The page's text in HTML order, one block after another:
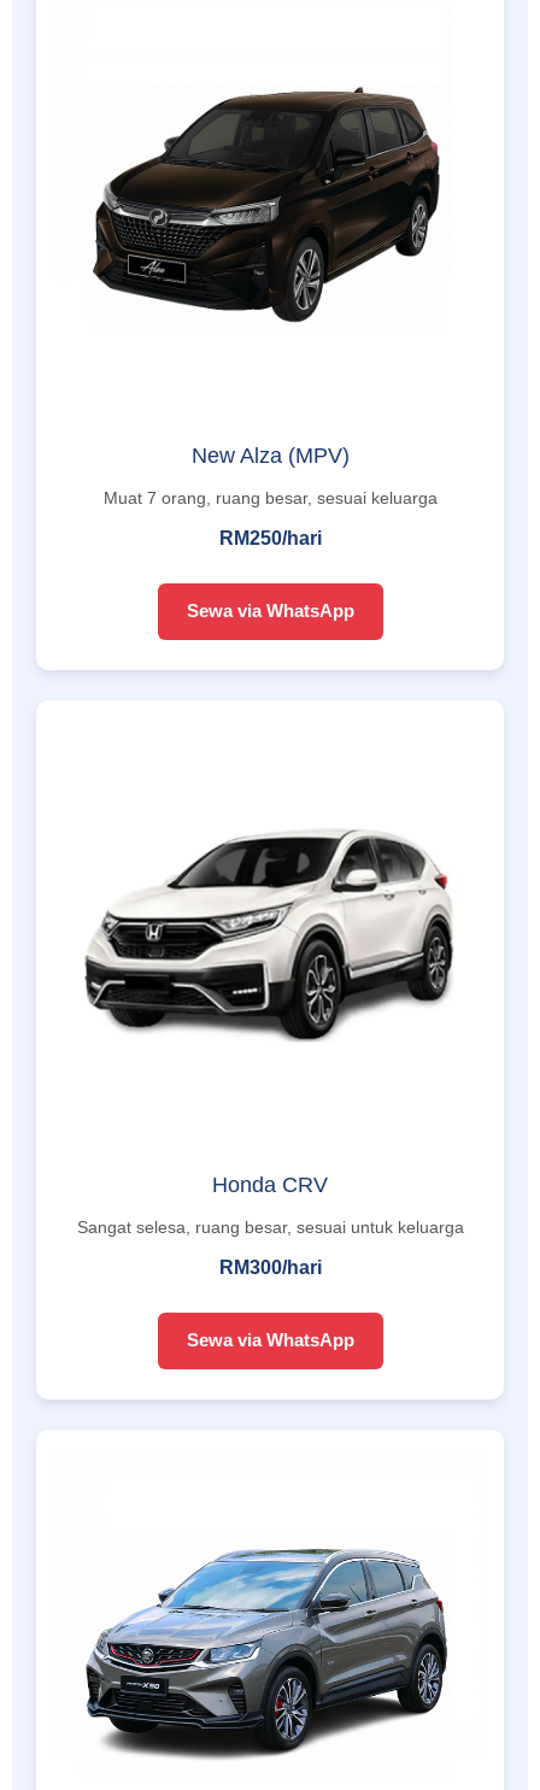
New Alza (MPV)
Muat 7 orang, ruang besar, sesuai keluarga
RM250/hari
Sewa via WhatsApp
Honda CRV
Sangat selesa, ruang besar, sesuai untuk keluarga
RM300/hari
Sewa via WhatsApp